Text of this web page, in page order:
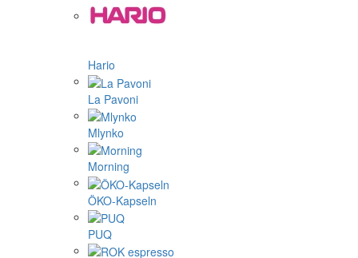
Hario
La Pavoni
Mlynko
Morning
ÖKO-Kapseln
PUQ